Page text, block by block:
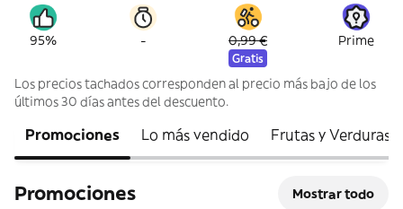
95% - 0,99 €
Gratis
Prime
Los precios tachados corresponden al precio más bajo de los
últimos 30 días antes del descuento.
Promociones Lo más vendido Frutas y Verduras
Promociones Mostrar todo